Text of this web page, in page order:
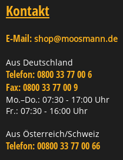
Kontakt
E-Mail: shop@moosmann.de
Aus Deutschland
Telefon:0800 33 77 00 6
Fax:0800 33 77 00 9
Mo.–Do.: 07:30 - 17:00 Uhr
Fr.: 07:30 - 16:00 Uhr
Aus Österreich/Schweiz
Telefon:00800 33 77 00 66